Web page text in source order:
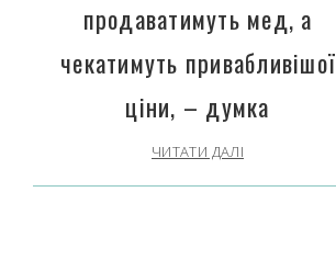
продаватимуть мед, а
чекатимуть привабливішої
ціни, – думка
ЧИТАТИ ДАЛІ